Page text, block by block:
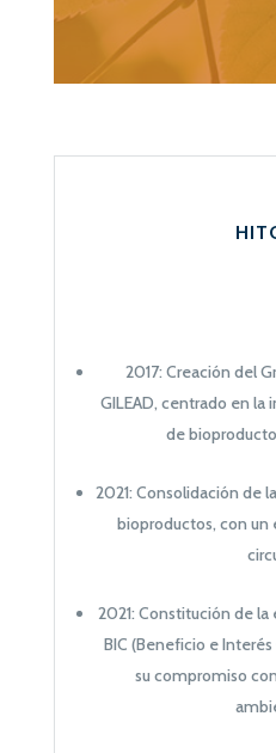
2017: Creación del
GILEAD, centrado en la
de
2021: Consolidación de
bioproductos, con
2021: Constitución de
BIC (Beneficio e
su compromiso